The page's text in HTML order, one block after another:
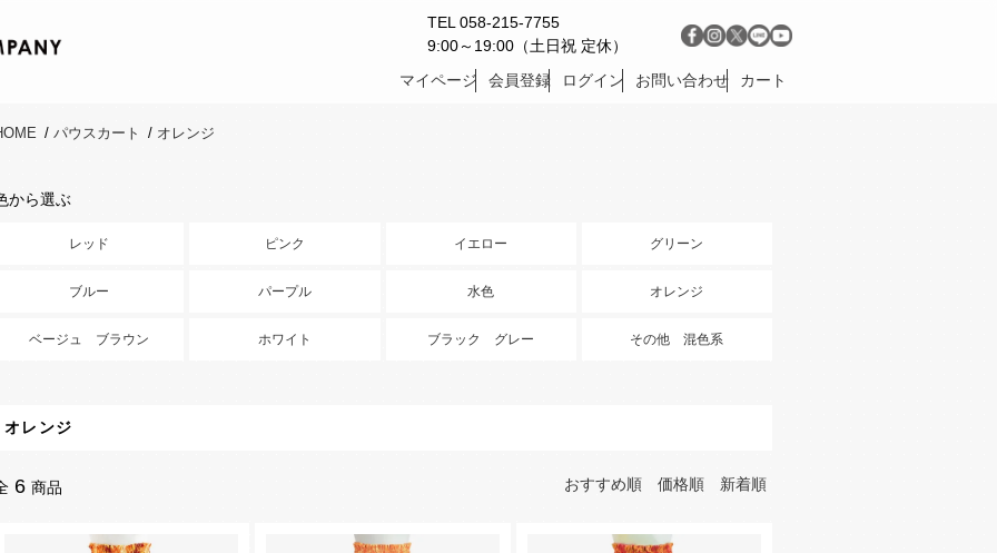
TEL 058-215-7755
9:00～19:00（土日祝 定休）
マイページ
会員登録 ログイン お問い合わせ カート
/ パウスカート / オレンジ
から選ぶ
レッド ピンク イエロー グリーン
ブルー パープル 水色 オレンジ
ベージュ ブラウン ホワイト ブラック グレー その他 混色系
オレンジ
6 商品 おすすめ順 価格順 新着順